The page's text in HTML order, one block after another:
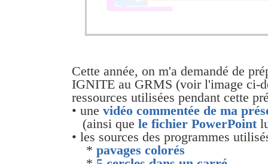
Cette année, on m'a demandé de
IGNITE au GRMS (voir l'image ci-
ressources utilisées pendant cette
• une vidéo commentée de ma
(ainsi que le fichier PowerPoint
• les sources des programmes
* pavages colorés